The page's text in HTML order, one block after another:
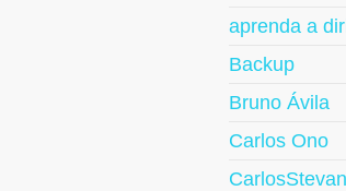
aprenda a
Backup
Bruno Ávila
Carlos Ono